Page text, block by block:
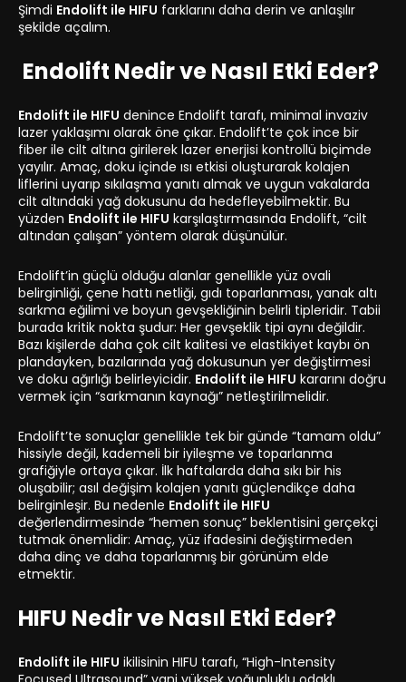
Şimdi Endolift ile HIFU farklarını daha derin ve anlaşılır
şekilde açalım.
Endolift Nedir ve Nasıl Etki Eder?
Endolift ile HIFU denince Endolift tarafı, minimal invaziv
lazer yaklaşımı olarak öne çıkar. Endolift’te çok ince bir
fiber ile cilt altına girilerek lazer enerjisi kontrollü biçimde
yayılır. Amaç, doku içinde ısı etkisi oluşturarak kolajen
liflerini uyarıp sıkılaşma yanıtı almak ve uygun vakalarda
cilt altındaki yağ dokusunu da hedefleyebilmektir. Bu
yüzden Endolift ile HIFU karşılaştırmasında Endolift, “cilt
altından çalışan” yöntem olarak düşünülür.
Endolift’in güçlü olduğu alanlar genellikle yüz ovali
belirginliği, çene hattı netliği, gıdı toparlanması, yanak altı
sarkma eğilimi ve boyun gevşekliğinin belirli tipleridir. Tabii
burada kritik nokta şudur: Her gevşeklik tipi aynı değildir.
Bazı kişilerde daha çok cilt kalitesi ve elastikiyet kaybı ön
plandayken, bazılarında yağ dokusunun yer değiştirmesi
ve doku ağırlığı belirleyicidir. Endolift ile HIFU kararını doğru
vermek için “sarkmanın kaynağı” netleştirilmelidir.
Endolift’te sonuçlar genellikle tek bir günde “tamam oldu”
hissiyle değil, kademeli bir iyileşme ve toparlanma
grafiğiyle ortaya çıkar. İlk haftalarda daha sıkı bir his
oluşabilir; asıl değişim kolajen yanıtı güçlendikçe daha
belirginleşir. Bu nedenle Endolift ile HIFU
değerlendirmesinde “hemen sonuç” beklentisini gerçekçi
tutmak önemlidir: Amaç, yüz ifadesini değiştirmeden
daha dinç ve daha toparlanmış bir görünüm elde
etmektir.
HIFU Nedir ve Nasıl Etki Eder?
Endolift ile HIFU ikilisinin HIFU tarafı, “High-Intensity